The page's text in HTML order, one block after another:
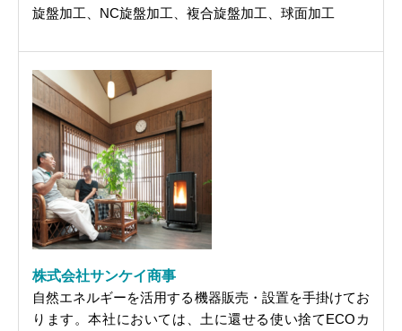
旋盤加工、NC旋盤加工、複合旋盤加工、球面加工
株式会社サンケイ商事
自然エネルギーを活用する機器販売・設置を手掛けてお
ります。本社においては、土に還せる使い捨てECOカ